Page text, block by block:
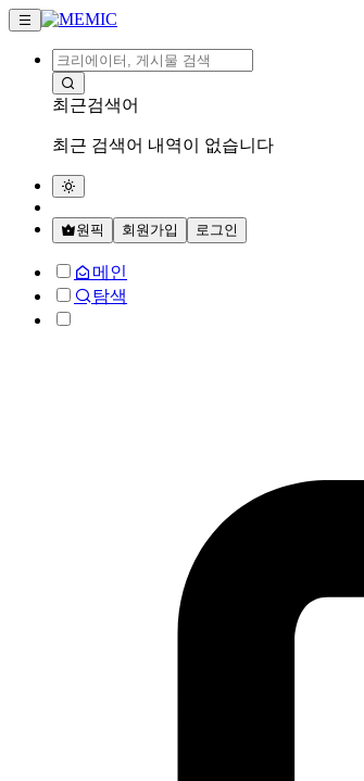
최근검색어
최근 검색어 내역이 없습니다
원픽 회원가입 로그인
메인
탐색